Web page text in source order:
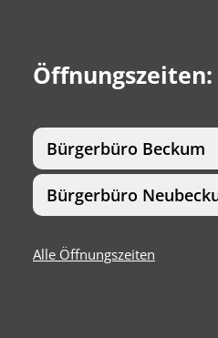
Öffnungszeiten:
Bürgerbüro Beckum
Bürgerbüro
Alle Öffnungszeiten